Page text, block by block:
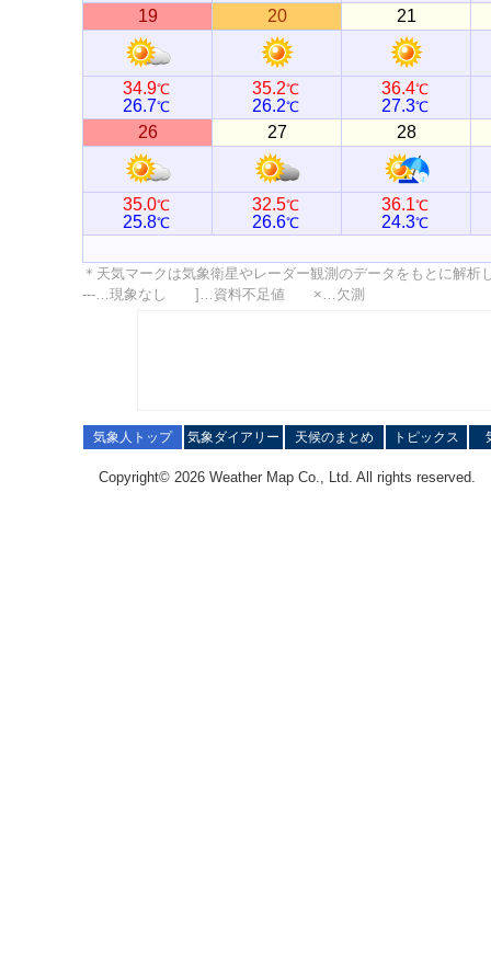
19 20 21
34.9℃
26.7℃
35.2℃
26.2℃
36.4℃
27.3℃
26 27 28
35.0℃
25.8℃
32.5℃
26.6℃
36.1℃
24.3℃
＊天気マークは気象衛星やレーダー観測のデータをもとに解
---…現象なし ]…資料不足値 ×…欠測
気象人トップ 気象ダイアリー 天候のまとめ トピックス
Copyright© 2026 Weather Map Co., Ltd. All rights reserved.